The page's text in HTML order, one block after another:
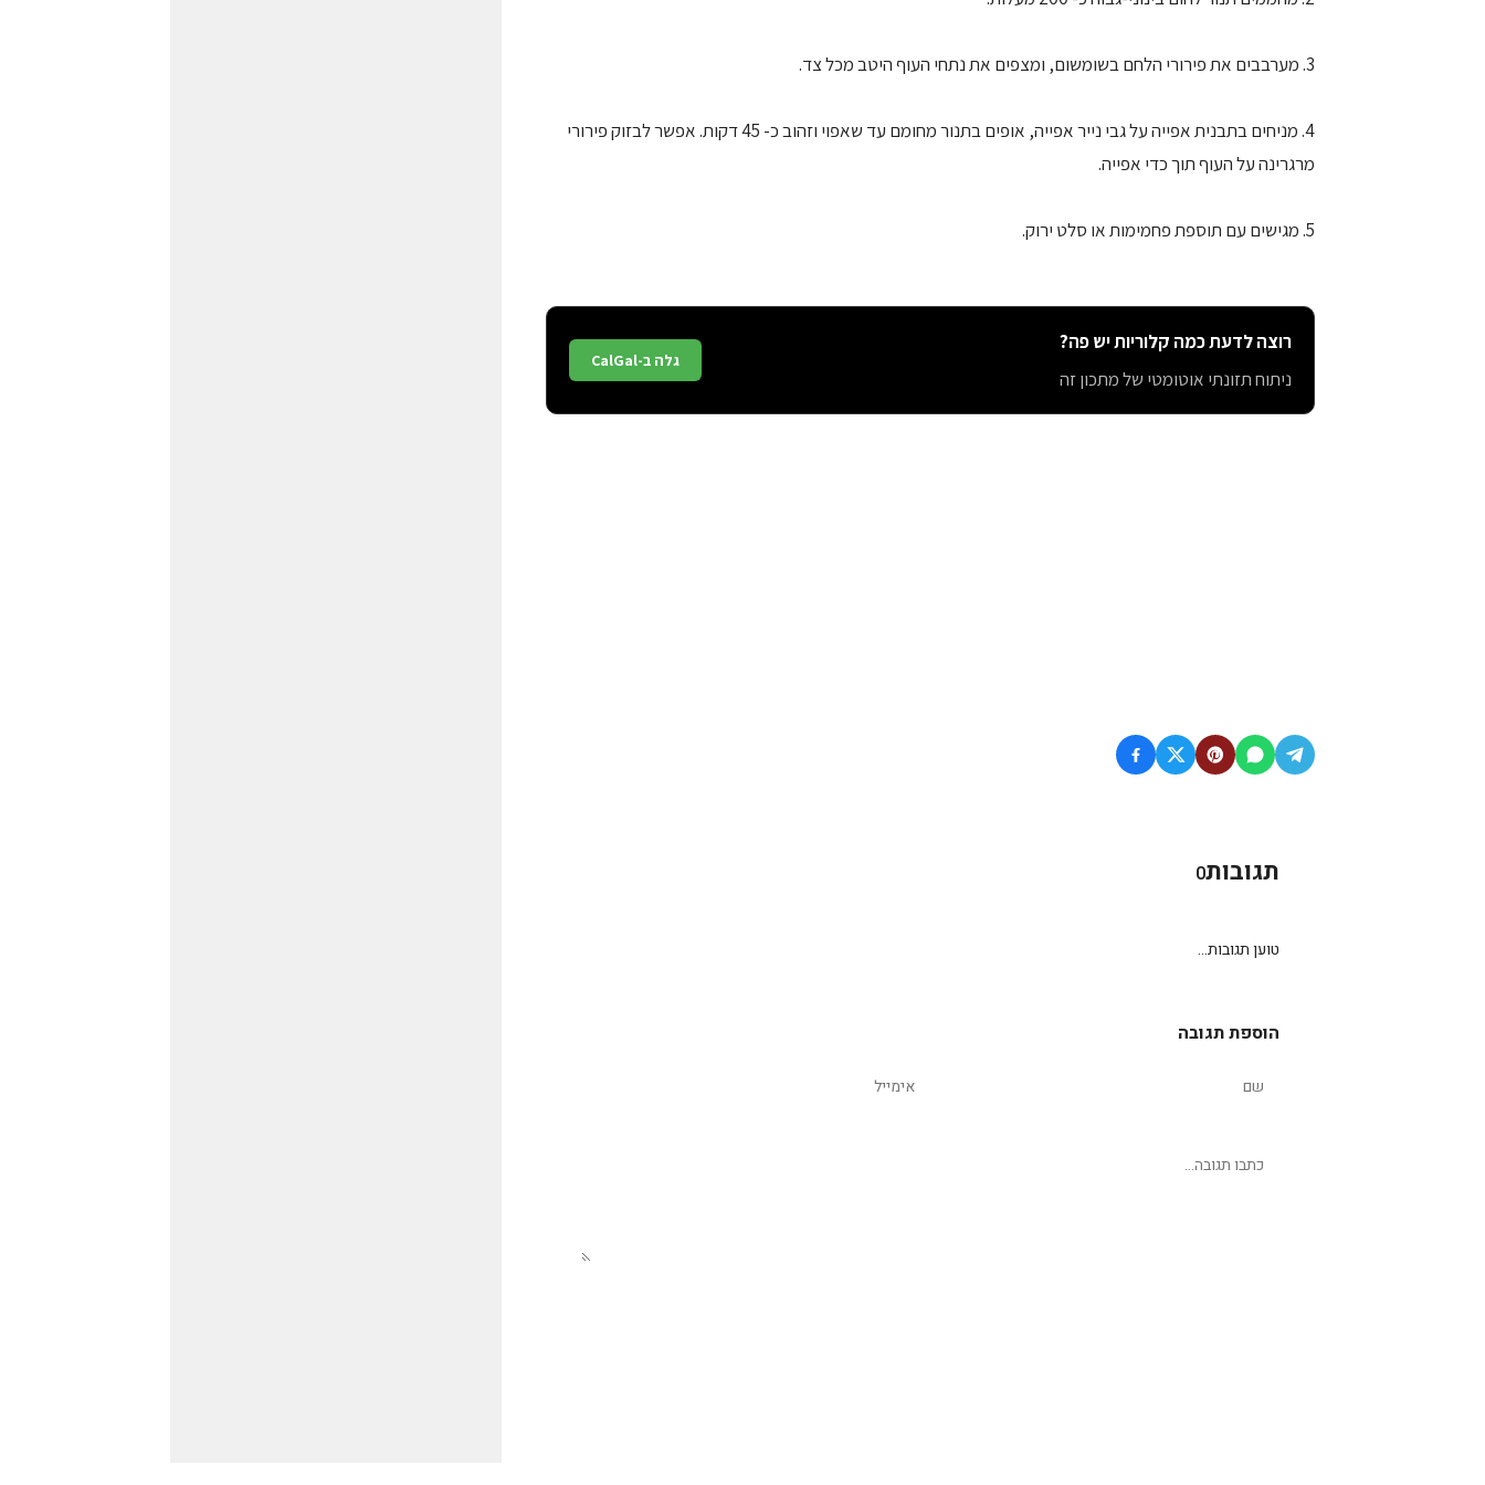
3. מערבבים את פירורי הלחם בשומשום, ומצפים את נתחי העוף היטב מכל צד.
4. מניחים בתבנית אפייה על גבי נייר אפייה, אופים בתנור מחומם עד שאפוי וזהוב כ- 45 דקות. אפשר לבזוק פירורי
מרגרינה על העוף תוך כדי אפייה.
5. מגישים עם תוספת פחמימות או סלט ירוק.
רוצה לדעת כמה קלוריות יש פה?
ניתוח תזונתי אוטומטי של מתכון זה
גלה ב-CalGal
תגובות0
טוען תגובות...
הוספת תגובה